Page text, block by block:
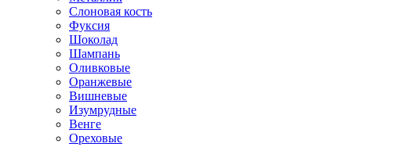
Слоновая кость
Фуксия
Шоколад
Шампань
Оливковые
Оранжевые
Вишневые
Изумрудные
Венге
Ореховые